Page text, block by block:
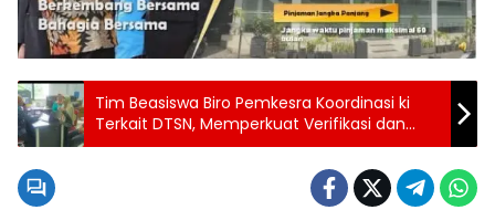
Tim Beasiswa Biro Pemkesra Koordinasi ki
Terkait DTSN, Memperkuat Verifikasi dan
Validasi Data Penerima Beasiswa